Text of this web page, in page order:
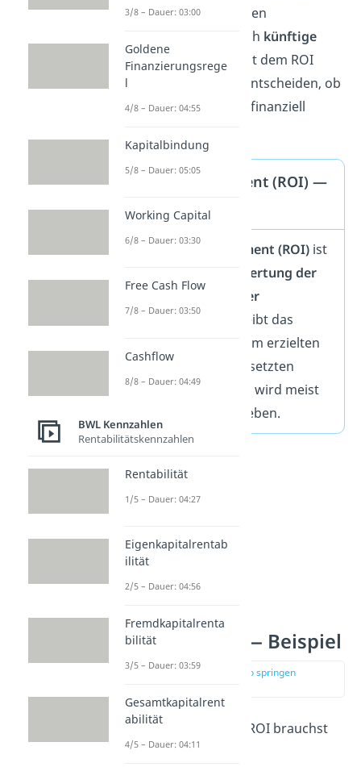
Bewertung eines gesamten
Unternehmens. Aber auch künftige
Investitionenkönnen mit dem ROI
geplant werden, um zu entscheiden, ob
sich bestimmte Projekte finanziell
Return on Investment (ROI) —
Definition
DerReturn on Investment (ROI)ist
Bewertung der
einer
Investition. Er beschreibt das
Verhältnis zwischen dem erzielten
Gewinn und den eingesetzten
Investitionskosten und wird meist
als Prozentsatz angegeben.
ROI berechnen — Beispiel
zur Stelle im Video springen
Für die Berechnung des ROI brauchst
du die Formel:
3/8 – Dauer: 03:00
Goldene
Finanzierungsrege
l
4/8 – Dauer: 04:55
Kapitalbindung
5/8 – Dauer: 05:05
Working Capital
6/8 – Dauer: 03:30
Free Cash Flow
7/8 – Dauer: 03:50
Cashflow
8/8 – Dauer: 04:49
BWL Kennzahlen
Rentabilitätskennzahlen
Rentabilität
1/5 – Dauer: 04:27
Eigenkapitalrentab
ilität
2/5 – Dauer: 04:56
Fremdkapitalrenta
bilität
3/5 – Dauer: 03:59
Gesamtkapitalrent
abilität
4/5 – Dauer: 04:11